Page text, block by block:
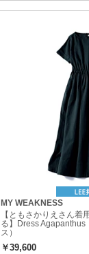
MY WEAKNESS
【ともさかりえさん着
る】Dress Agapanthus
ス）
￥39,600